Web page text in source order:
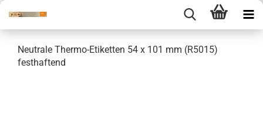
Neutrale Thermo-Etiketten 54 x 101 mm (R5015)
festhaftend